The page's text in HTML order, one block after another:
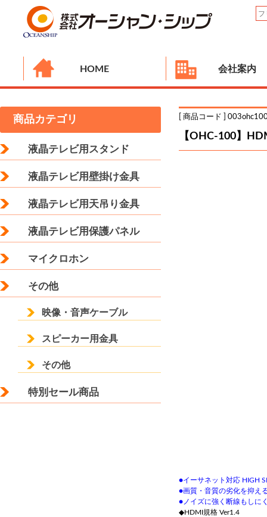
HOME 会社案内
[ 商品コード ]
【OHC-100】
●イーサネット対応 HIGH
●画質・音質の劣化を抑え
●ノイズに強く断線もしに
◆HDMI規格 Ver1.4
商品カテゴリ
液晶テレビ用スタンド
液晶テレビ用壁掛け金具
液晶テレビ用天吊り金具
液晶テレビ用保護パネル
マイクロホン
その他
映像・音声ケーブル
スピーカー用金具
その他
特別セール商品